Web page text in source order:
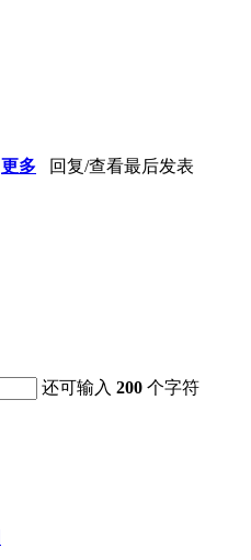
更多 回复/查看最后发表
还可输入200 个字符